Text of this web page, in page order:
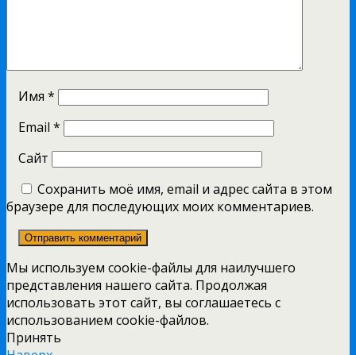
Имя *
Email *
Сайт
Сохранить моё имя, email и адрес сайта в этом
браузере для последующих моих комментариев.
Мы используем cookie-файлы для наилучшего
представления нашего сайта. Продолжая
использовать этот сайт, вы соглашаетесь с
использованием cookie-файлов.
Принять